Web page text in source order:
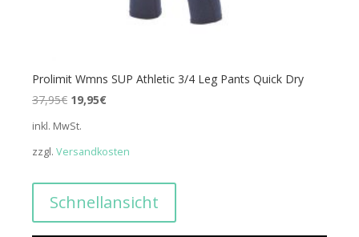
Prolimit Wmns SUP Athletic 3/4 Leg Pants Quick Dry
37,95€ Ursprünglicher
37,95€
19,95€Aktueller
19,95€.
inkl. MwSt.
zzgl. Versandkosten
Schnellansicht